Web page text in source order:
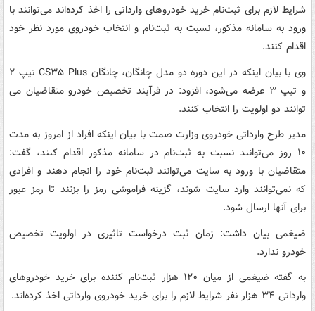
شرایط لازم برای ثبت‌نام خرید خودروهای وارداتی را اخذ کرده‌اند می‌توانند با
ورود به سامانه مذکور، نسبت به ثبت‌نام و انتخاب خودروی مورد نظر خود
اقدام کنند.
وی با بیان اینکه در این دوره دو مدل چانگان، چانگان CS۳۵ Plus تیپ ۲
و تیپ ۳ عرضه می‌شود، افزود: در فرآیند تخصیص خودرو متقاضیان می
توانند دو اولویت را انتخاب کنند.
مدیر طرح وارداتی خودروی وزارت صمت با بیان اینکه افراد از امروز به مدت
۱۰ روز می‌توانند نسبت به ثبت‌نام در سامانه مذکور اقدام کنند، گفت:
متقاضیان با ورود به سایت می‌توانند ثبت‌نام خود را انجام دهند و افرادی
که نمی‌توانند وارد سایت شوند، گزینه فراموشی رمز را بزنند تا رمز عبور
برای آنها ارسال شود.
ضیغمی بیان داشت: زمان ثبت درخواست تاثیری در اولویت تخصیص
خودرو ندارد.
به گفته ضیغمی از میان ۱۲۰ هزار ثبت‌نام کننده برای خرید خودروهای
وارداتی ۳۴ هزار نفر شرایط لازم را برای خرید خودروی وارداتی اخذ کرده‌اند.